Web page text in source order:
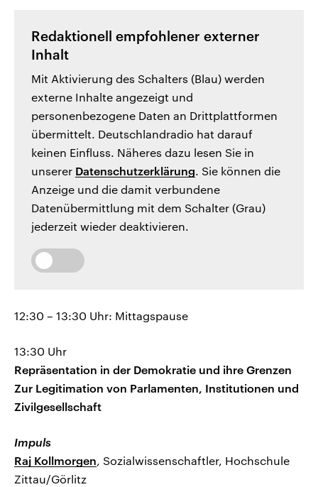
Redaktionell empfohlener externer
Inhalt
Mit Aktivierung des Schalters (Blau) werden
externe Inhalte angezeigt und
personenbezogene Daten an Drittplattformen
übermittelt. Deutschlandradio hat darauf
keinen Einfluss. Näheres dazu lesen Sie in
unserer Datenschutzerklärung. Sie können die
Anzeige und die damit verbundene
Datenübermittlung mit dem Schalter (Grau)
jederzeit wieder deaktivieren.
12:30 – 13:30 Uhr: Mittagspause
13:30 Uhr
Repräsentation in der Demokratie und ihre Grenzen
Zur Legitimation von Parlamenten, Institutionen und
Zivilgesellschaft
Impuls
Raj Kollmorgen, Sozialwissenschaftler, Hochschule
Zittau/Görlitz